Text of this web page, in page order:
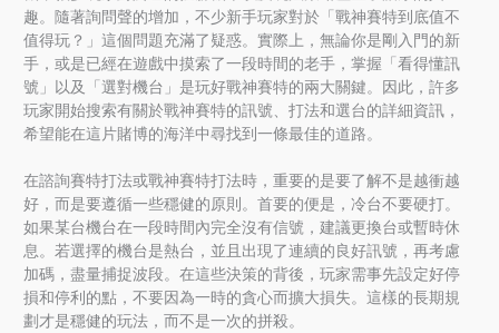
趣。隨著詢問聲的增加，不少新手玩家對於「戰神賽特到底值不
值得玩？」這個問題充滿了疑惑。實際上，無論你是剛入門的新
手，或是已經在遊戲中摸索了一段時間的老手，掌握「看得懂訊
號」以及「選對機台」是玩好戰神賽特的兩大關鍵。因此，許多
玩家開始搜索有關於戰神賽特的訊號、打法和選台的詳細資訊，
希望能在這片賭博的海洋中尋找到一條最佳的道路。
在諮詢賽特打法或戰神賽特打法時，重要的是要了解不是越衝越
好，而是要遵循一些穩健的原則。首要的便是，冷台不要硬打。
如果某台機台在一段時間內完全沒有信號，建議更換台或暫時休
息。若選擇的機台是熱台，並且出現了連續的良好訊號，再考慮
加碼，盡量捕捉波段。在這些決策的背後，玩家需事先設定好停
損和停利的點，不要因為一時的貪心而擴大損失。這樣的長期規
劃才是穩健的玩法，而不是一次的拼殺。